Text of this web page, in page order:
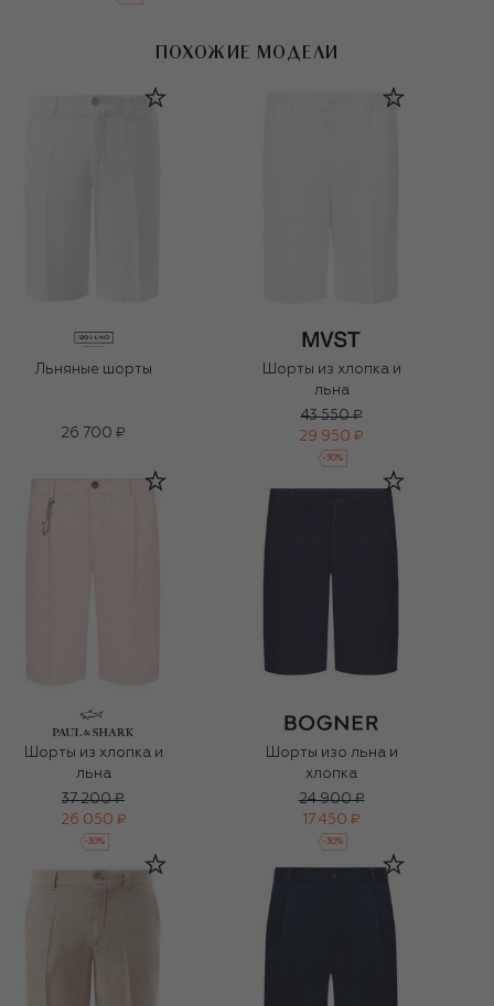
ПОХОЖИЕ МОДЕЛИ
Льняные шорты
26 700 ₽
Шорты из хлопка и
льна
43 550 ₽
29 950 ₽
-30%
Шорты из хлопка и
льна
37 200 ₽
26 050 ₽
-30%
Шорты изо льна и
хлопка
24 900 ₽
17 450 ₽
-30%